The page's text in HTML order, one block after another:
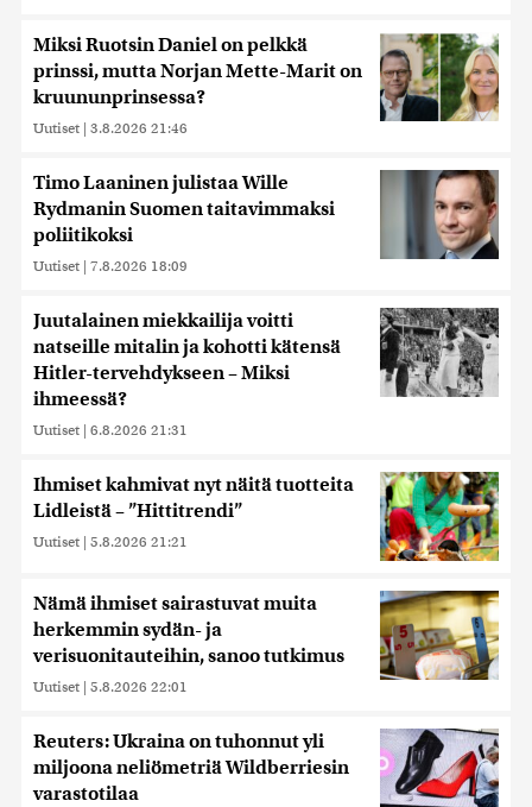
Miksi Ruotsin Daniel on pelkkä
prinssi, mutta Norjan Mette-Marit on
kruununprinsessa?
Uutiset | 3.8.2026 21:46
Timo Laaninen julistaa Wille
Rydmanin Suomen taitavimmaksi
poliitikoksi
Uutiset | 7.8.2026 18:09
Juutalainen miekkailija voitti
natseille mitalin ja kohotti kätensä
Hitler-tervehdykseen – Miksi
ihmeessä?
Uutiset | 6.8.2026 21:31
Ihmiset kahmivat nyt näitä tuotteita
Lidleistä – ”Hittitrendi”
Uutiset | 5.8.2026 21:21
Nämä ihmiset sairastuvat muita
herkemmin sydän- ja
verisuonitauteihin, sanoo tutkimus
Uutiset | 5.8.2026 22:01
Reuters: Ukraina on tuhonnut yli
miljoona neliömetriä Wildberriesin
varastotilaa